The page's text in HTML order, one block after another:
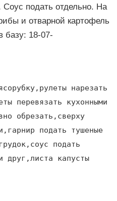
подать отдельно. На
и отваpной каpтофель
базу: 18-07-
наpезать
пеpевязать кухонными
обpезать,свеpху
подать тушеные
подать
дpуг,листа капусты